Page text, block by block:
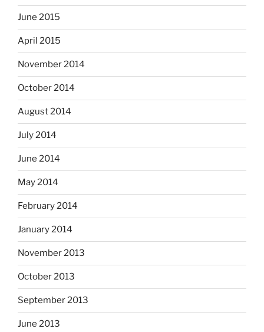
June 2015
April 2015
November 2014
October 2014
August 2014
July 2014
June 2014
May 2014
February 2014
January 2014
November 2013
October 2013
September 2013
June 2013